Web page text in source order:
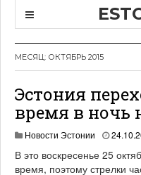
МЕСЯЦ: ОКТЯБРЬ 2015
Эстония
время в ночь
Новости Эстонии
В это воскресенье 25
время, поэтому стрелки